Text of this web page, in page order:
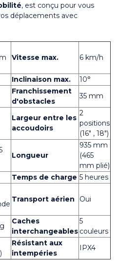
, est conçu pour vous
déplacements avec
Vitesse max. 6 km/h
Inclinaison max.
10°
Franchissement
d'obstacles
35 mm
Largeur entre les
accoudoirs
2
positions
(16" , 18")
Longueur
935 mm
(465
mm plié)
Temps de charge 5 heures
Transport aérien Oui
Caches
interchangeables
5
couleurs
Résistant aux
intempéries
IPX4